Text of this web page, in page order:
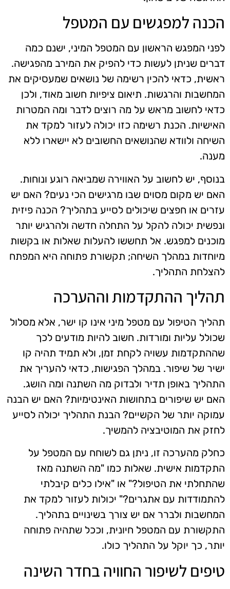
הכנה למפגשים עם המטפל
לפני המפגש הראשון עם המטפל המיני, ישנם כמה
דברים שניתן לעשות כדי להפיק את המירב מהפגישה.
ראשית, כדאי להכין רשימה של נושאים שמעסיקים את
המחשבות והרגשות. תיאום ציפיות חשוב מאוד, ולכן
כדאי לחשוב מראש על מה רוצים לדבר ומה המטרות
האישיות. הכנת רשימה כזו יכולה לעזור למקד את
השיחה ולוודא שהנושאים החשובים לא יישארו ללא
מענה.
בנוסף, יש לחשוב על האווירה שמביאה רוגע ונוחות.
האם יש מקום מסוים שבו מרגישים הכי נעים? האם יש
עזרים או חפצים שיכולים לסייע בתהליך? הכנה פיזית
ונפשית יכולה להקל על התחלה חדשה ולהרגיש יותר
מוכנים למפגש. אל תחששו להעלות שאלות או בקשות
מיוחדות במהלך השיחה; תקשורת פתוחה היא המפתח
להצלחת התהליך.
תהליך ההתקדמות וההערכה
תהליך הטיפול עם מטפל מיני אינו קו ישר, אלא מסלול
שכולל עליות ומורדות. חשוב להיות מודעים לכך
שההתקדמות עשויה לקחת זמן, ולא תמיד תהיה קו
ישיר של שיפור. במהלך הפגישות, כדאי להעריך את
התהליך באופן תדיר ולבדוק מה השתנה ומה הושג.
האם יש שיפורים בתחושות האינטימיות? האם יש הבנה
עמוקה יותר של הקשיים? הבנת התהליך יכולה לסייע
לחזק את המוטיבציה להמשיך.
כחלק מהערכה זו, ניתן גם לשוחח עם המטפל על
התקדמות אישית. שאלות כמו "מה השתנה מאז
שהתחלתי את הטיפול?" או "אילו כלים קיבלתי
להתמודדות עם אתגרים?" יכולות לעזור למקד את
המחשבות ולברר אם יש צורך בשינויים בתהליך.
התקשורת עם המטפל חיונית, וככל שתהיה פתוחה
יותר, כך יוקל על התהליך כולו.
טיפים לשיפור החוויה בחדר השינה